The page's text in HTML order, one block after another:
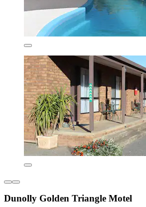
Dunolly Golden Triangle Motel